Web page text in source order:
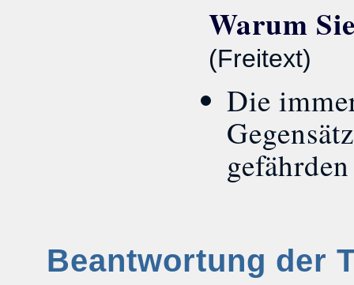
Warum
(Freitext)
Die
Beantwortung der